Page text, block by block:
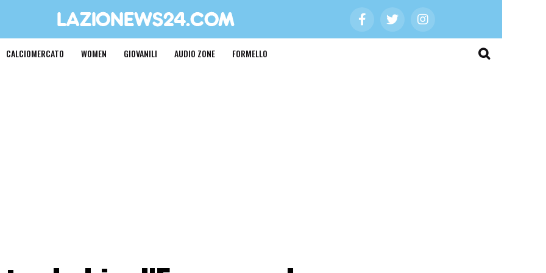
CALCIOMERCATO WOMEN GIOVANILI AUDIO ZONE FORMELLO